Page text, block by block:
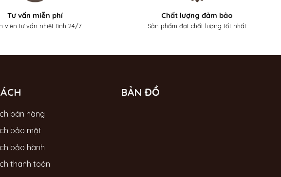
Tư vấn miễn phí
viên tư vấn nhiệt tình 24/7
Chất lượng đảm bảo
Sản phẩm đạt chất lượng tốt nhất
bán hàng
bảo mật
bảo hành
thanh toán
BẢN ĐỒ